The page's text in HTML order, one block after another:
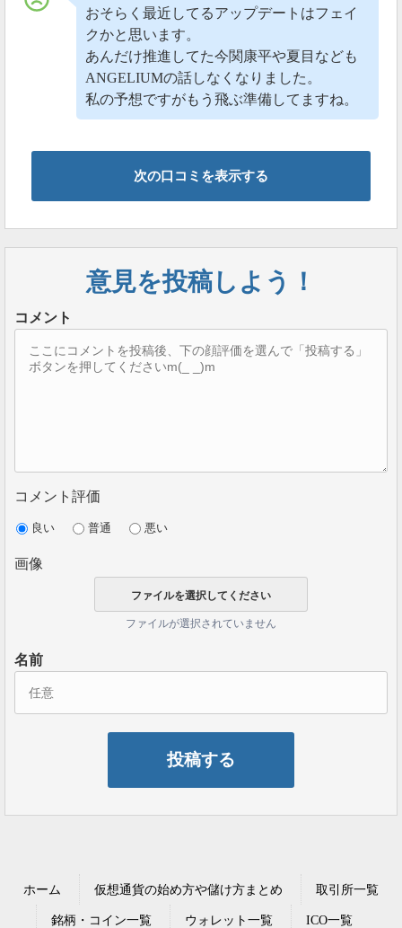
おそらく最近してるアップデートはフェイ
クかと思います。
あんだけ推進してた今関康平や夏目なども
ANGELIUMの話しなくなりました。
私の予想ですがもう飛ぶ準備してますね。
次の口コミを表示する
意見を投稿しよう！
コメント
コメント評価
良い 普通 悪い
画像
ファイルが選択されていません
名前
ホーム 仮想通貨の始め方や儲け方まとめ 取引所一覧
銘柄・コイン一覧 ウォレット一覧 ICO一覧